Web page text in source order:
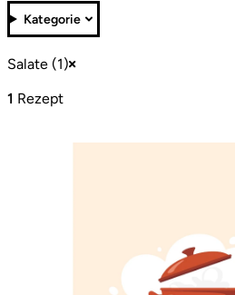
Kategorie
Salate (1)
1 Rezept